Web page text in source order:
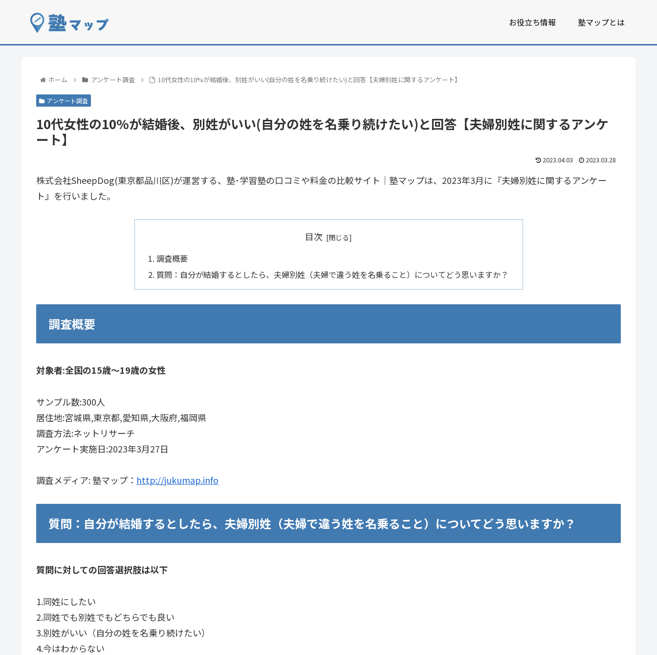
お役立ち情報 塾マップとは
ホーム アンケート調査 10代女性の10%が結婚後、別姓がいい(自分の姓を名乗り続けたい)と回答【夫婦別姓に関するアンケート】
アンケート調査
10代女性の10%が結婚後、別姓がいい(自分の姓を名乗り続けたい)と回答【夫婦別姓に関するアンケ
ート】
2023.04.03 2023.03.28
株式会社SheepDog(東京都品川区)が運営する、塾･学習塾の口コミや料金の比較サイト｜塾マップは、2023年3月に『夫婦別姓に関するアンケー
ト』を行いました。
目次
調査概要
質問：自分が結婚するとしたら、夫婦別姓（夫婦で違う姓を名乗ること）についてどう思いますか？
調査概要
対象者:全国の15歳〜19歳の女性
サンプル数:300人
居住地:宮城県,東京都,愛知県,大阪府,福岡県
調査方法:ネットリサーチ
アンケート実施日:2023年3月27日
調査メディア: 塾マップ： http://jukumap.info
質問：自分が結婚するとしたら、夫婦別姓（夫婦で違う姓を名乗ること）についてどう思いますか？
質問に対しての回答選択肢は以下
1.同姓にしたい
2.同姓でも別姓でもどちらでも良い
3.別姓がいい（自分の姓を名乗り続けたい）
4.今はわからない